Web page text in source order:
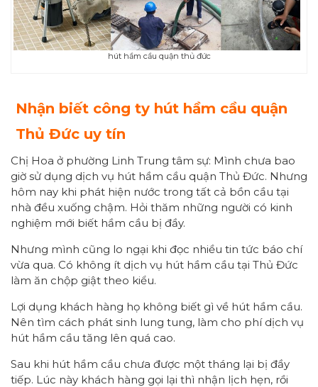
hút hầm cầu quận thủ đức
Nhận biết công ty hút hầm cầu quận
Thủ Đức uy tín
Chị Hoa ở phường Linh Trung tâm sự: Mình chưa bao
giờ sử dụng dịch vụ hút hầm cầu quận Thủ Đức. Nhưng
hôm nay khi phát hiện nước trong tất cả bồn cầu tại
nhà đều xuống chậm. Hỏi thăm những người có kinh
nghiệm mới biết hầm cầu bị đầy.
Nhưng mình cũng lo ngại khi đọc nhiều tin tức báo chí
vừa qua. Có không ít dịch vụ hút hầm cầu tại Thủ Đức
làm ăn chộp giật theo kiểu.
Lợi dụng khách hàng họ không biết gì về hút hầm cầu.
Nên tìm cách phát sinh lung tung, làm cho phí dịch vụ
hút hầm cầu tăng lên quá cao.
Sau khi hút hầm cầu chưa được một tháng lại bị đầy
tiếp. Lúc này khách hàng gọi lại thì nhận lịch hẹn, rồi